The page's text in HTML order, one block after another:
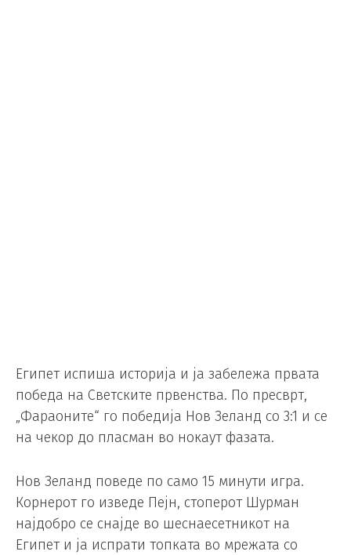
Египет испиша историја и ја забележа првата
победа на Светските првенства. По пресврт,
„Фараоните“ го победија Нов Зеланд со 3:1 и се
на чекор до пласман во нокаут фазата.
Нов Зеланд поведе по само 15 минути игра.
Корнерот го изведе Пејн, стоперот Шурман
најдобро се снајде во шеснаесетникот на
Египет и ја испрати топката во мрежата со